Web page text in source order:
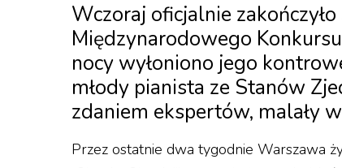
Wczoraj oficjalnie
Międzynarodowego
nocy wyłoniono jego
młody pianista ze Stanów
zdaniem ekspertów, malały
Przez ostatnie dwa tygodnie Warszawa